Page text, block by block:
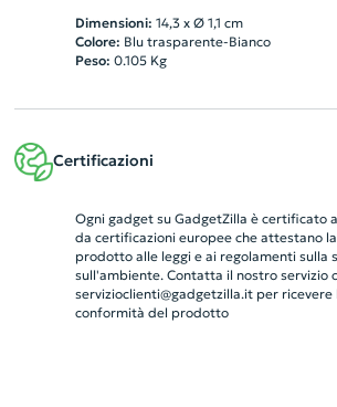
Dimensioni: 14,3 x Ø 1,1 cm
Colore: Blu trasparente-Bianco
Peso: 0.105Kg
Certificazioni
Ogni gadget su GadgetZilla è certificato
da certificazioni europee che attestano
prodotto alle leggi e ai regolamenti sulla
sull'ambiente. Contatta il nostro servizio
servizioclienti@gadgetzilla.itper ricevere
conformità del prodotto